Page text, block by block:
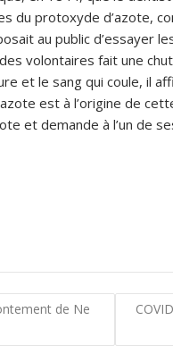
du protoxyde d’azote,
au public d’essayer
volontaires fait une
et le sang qui coule, il
est à l’origine de
et demande à l’un de
de Ne